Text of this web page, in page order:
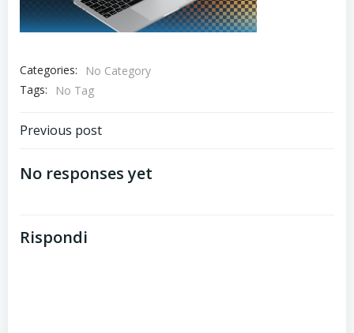
Categories:
No Category
Tags:
No Tag
Post
navigation
Previous post
No responses yet
Rispondi